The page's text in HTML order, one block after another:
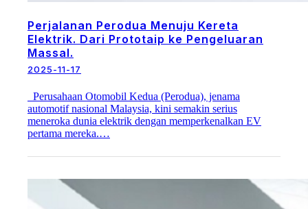
Perjalanan Perodua Menuju Kereta
Elektrik. Dari Prototaip ke Pengeluaran
Massal.
2025-11-17
Perusahaan Otomobil Kedua (Perodua), jenama
automotif nasional Malaysia, kini semakin serius
meneroka dunia elektrik dengan memperkenalkan EV
pertama mereka.…